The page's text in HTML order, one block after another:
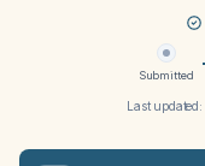
Submitted
Last updated: